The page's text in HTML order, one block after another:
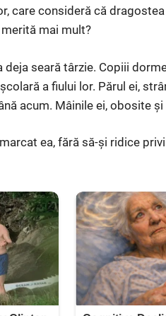
care consideră că
mai mult?
deja seară târzie. Copiii
a fiului lor. Părul ei,
acum. Mâinile ei, obosite
ea, fără să-și ridice